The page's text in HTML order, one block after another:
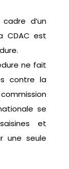
d’un
CDAC est
ne fait
contre la
se
et
une seule